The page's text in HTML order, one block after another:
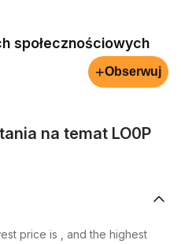
społecznościowych
+Obserwuj
na temat LO0P
price is , and the highest